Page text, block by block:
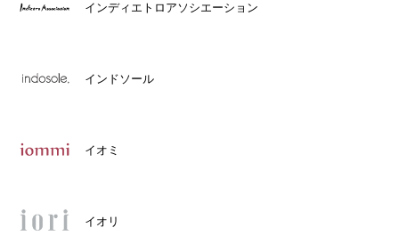
インディエトロアソシエーション
インドソール
イオミ
イオリ